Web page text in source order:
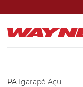
PA Igarapé-Açu